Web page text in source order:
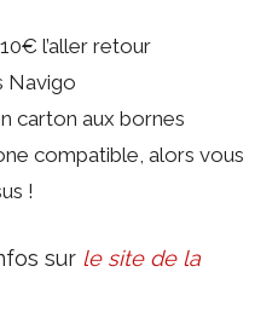
l’aller retour
Navigo
carton aux bornes
compatible, alors vous
!
sur le site de la